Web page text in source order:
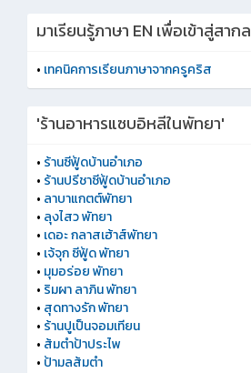
มาเรียนรู้ภาษา EN เพื่อเข้าสู่สากล
• เทคนิคการเรียนภาษาจากครูคริส
'ร้านอาหารแซบอิหลีในพัทยา'
• ร้านซีฟู้ดบ้านอำเภอ
• ร้านปรีชาซีฟู้ดบ้านอำเภอ
• ลาบาแกตต์พัทยา
• ลุงไสว พัทยา
• เดอะ กลาสเฮ้าส์พัทยา
• เจ้จุก ซีฟู้ด พัทยา
• มุมอร่อย พัทยา
• ริมผา ลาภิน พัทยา
• สุดทางรัก พัทยา
• ร้านปูเป็นจอมเทียน
• ส้มตำป้าประไพ
• ป้ามลส้มตำ